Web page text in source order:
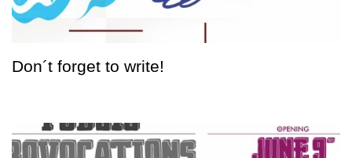
Don´t forget to write!